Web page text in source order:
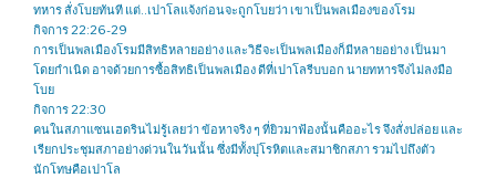
ทหาร สั่งโบยทันที แต่..เปาโลแจ้งก่อนจะถูกโบยว่า เขาเป็นพลเมืองของโรม
กิจการ 22:26-29
การเป็นพลเมืองโรมมีสิทธิหลายอย่าง และวิธีจะเป็นพลเมืองก็มีหลายอย่าง เป็นมา
โดยกำเนิด อาจด้วยการซื้อสิทธิเป็นพลเมือง ดีที่เปาโลรีบบอก นายทหารจึงไม่ลงมือ
โบย
กิจการ 22:30
คนในสภาแซนเฮดรินไม่รู้เลยว่า ข้อหาจริง ๆ ที่ยิวมาฟ้องนั้นคืออะไร จึงสั่งปล่อย และ
เรียกประชุมสภาอย่างด่วนในวันนั้น ซึ่งมีทั้งปุโรหิตและสมาชิกสภา รวมไปถึงตัว
นักโทษคือเปาโล